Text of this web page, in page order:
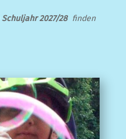
Schuljahr 2027/28finden